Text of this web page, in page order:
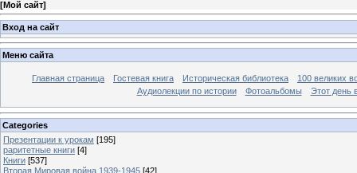
[Мой сайт]
Вход на сайт
Меню сайта
Главная страница Гостевая книга Историческая библиотека
100 великих
Аудиолекции по истории
Фотоальбомы Этот день
Categories
Презентации к урокам [195]
раритетные книги [4]
Книги [537]
Вторая Мировая война 1939-1945 [42]